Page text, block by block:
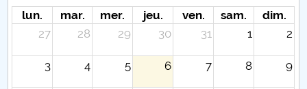
lun. mar. mer. jeu. ven. sam.
dim.
27
28 29 30 31 1 2
3 4 5 6 7 8 9